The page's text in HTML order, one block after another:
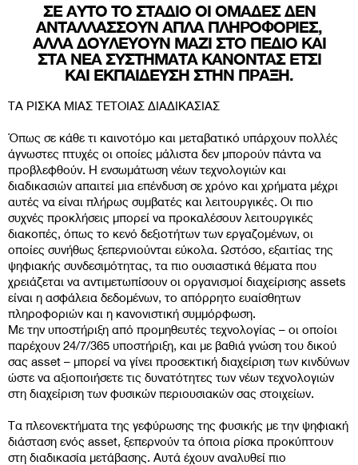
ΣΕ ΑΥΤΟ ΤΟ ΣΤΑΔΙΟ ΟΙ ΟΜΑΔΕΣ ΔΕΝ
ΑΝΤΑΛΛΑΣΣΟΥΝ ΑΠΛΑ ΠΛΗΡΟΦΟΡΙΕΣ,
ΑΛΛΑ ΔΟΥΛΕΥΟΥΝ ΜΑΖΙ ΣΤΟ ΠΕΔΙΟ ΚΑΙ
ΣΤΑ ΝΕΑ ΣΥΣΤΗΜΑΤΑ ΚΑΝΟΝΤΑΣ ΕΤΣΙ
ΚΑΙ ΕΚΠΑΙΔΕΥΣΗ ΣΤΗΝ ΠΡΑΞΗ.
ΤΑ ΡΙΣΚΑ ΜΙΑΣ ΤΕΤΟΙΑΣ ΔΙΑΔΙΚΑΣΙΑΣ
Όπως σε κάθε τι καινοτόμο και μεταβατικό υπάρχουν πολλές
άγνωστες πτυχές οι οποίες μάλιστα δεν μπορούν πάντα να
προβλεφθούν. Η ενσωμάτωση νέων τεχνολογιών και
διαδικασιών απαιτεί μια επένδυση σε χρόνο και χρήματα μέχρι
αυτές να είναι πλήρως συμβατές και λειτουργικές. Οι πιο
συχνές προκλήσεις μπορεί να προκαλέσουν λειτουργικές
διακοπές, όπως το κενό δεξιοτήτων των εργαζομένων, οι
οποίες συνήθως ξεπερνιούνται εύκολα. Ωστόσο, εξαιτίας της
ψηφιακής συνδεσιμότητας, τα πιο ουσιαστικά θέματα που
χρειάζεται να αντιμετωπίσουν οι οργανισμοί διαχείρισης assets
είναι η ασφάλεια δεδομένων, το απόρρητο ευαίσθητων
πληροφοριών και η κανονιστική συμμόρφωση.
Με την υποστήριξη από προμηθευτές τεχνολογίας – οι οποίοι
παρέχουν 24/7/365 υποστήριξη, και με βαθιά γνώση του δικού
σας asset – μπορεί να γίνει προσεκτική διαχείριση των κινδύνων
ώστε να αξιοποιήσετε τις δυνατότητες των νέων τεχνολογιών
στη διαχείριση των φυσικών περιουσιακών σας στοιχείων.
Τα πλεονεκτήματα της γεφύρωσης της φυσικής με την ψηφιακή
διάσταση ενός asset, ξεπερνούν τα όποια ρίσκα προκύπτουν
στη διαδικασία μετάβασης. Αυτά έχουν αναλυθεί πιο